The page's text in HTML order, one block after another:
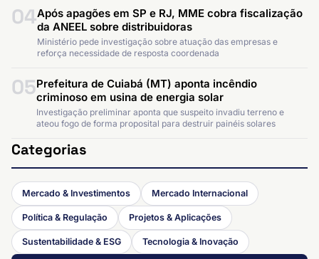
04Após apagões em SP e RJ, MME cobra fiscalização
da ANEEL sobre distribuidoras
Ministério pede investigação sobre atuação das empresas e
reforça necessidade de resposta coordenada
05Prefeitura de Cuiabá (MT) aponta incêndio
criminoso em usina de energia solar
Investigação preliminar aponta que suspeito invadiu terreno e
ateou fogo de forma proposital para destruir painéis solares
Categorias
Mercado & Investimentos Mercado Internacional
Política & Regulação Projetos & Aplicações
Sustentabilidade & ESG Tecnologia & Inovação